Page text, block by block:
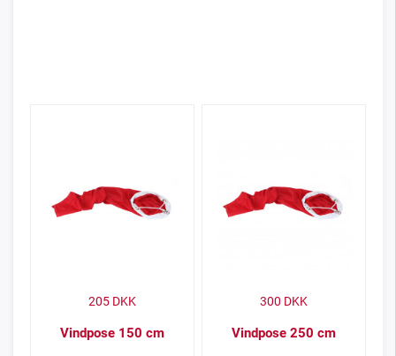
Vindpose 150 cm
205DKK
Vindpose 250 cm
300 DKK